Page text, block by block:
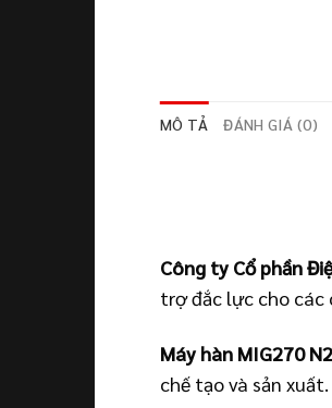
MÔ TẢ ĐÁNH GIÁ (0)
Công ty Cổ phần
trợ đắc lực cho các
Máy hàn MIG270
chế tạo và sản